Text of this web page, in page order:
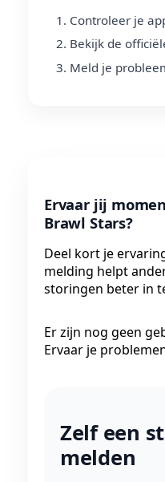
Controleer je
Bekijk de
Meld je
Ervaar jij
Brawl Stars?
Deel kort je
melding helpt
storingen beter in
Er zijn nog geen
Ervaar je
Zelf een
melden